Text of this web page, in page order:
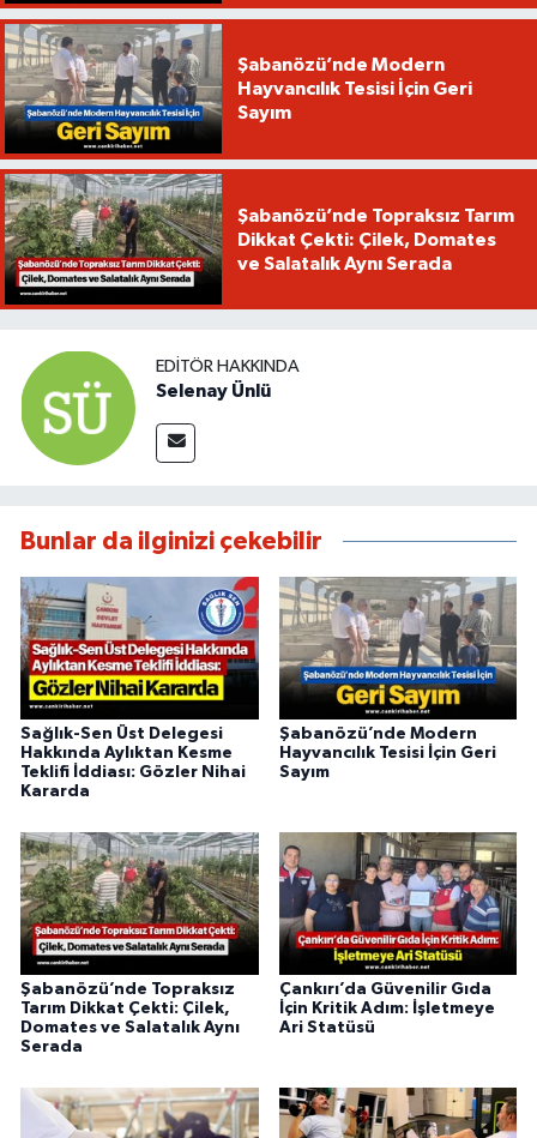
Şabanözü’nde Modern
Hayvancılık Tesisi İçin Geri
Sayım
Şabanözü’nde Topraksız Tarım
Dikkat Çekti: Çilek, Domates
ve Salatalık Aynı Serada
EDITÖR HAKKINDA
Selenay Ünlü
Bunlar da ilginizi çekebilir
Sağlık-Sen Üst Delegesi
Hakkında Aylıktan Kesme
Teklifi İddiası: Gözler Nihai
Kararda
Şabanözü’nde Modern
Hayvancılık Tesisi İçin Geri
Sayım
Şabanözü’nde Topraksız
Tarım Dikkat Çekti: Çilek,
Domates ve Salatalık Aynı
Serada
Çankırı’da Güvenilir Gıda
İçin Kritik Adım: İşletmeye
Ari Statüsü